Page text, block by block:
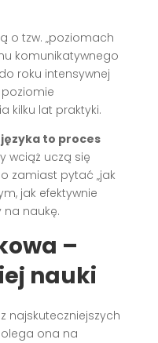
o tzw. „poziomach
komunikatywnego
roku intensywnej
kilku lat praktyki.
to proces
wciąż uczą się
zamiast pytać „jak
jak efektywnie
naukę.
–
nauki
najskuteczniejszych
ona na